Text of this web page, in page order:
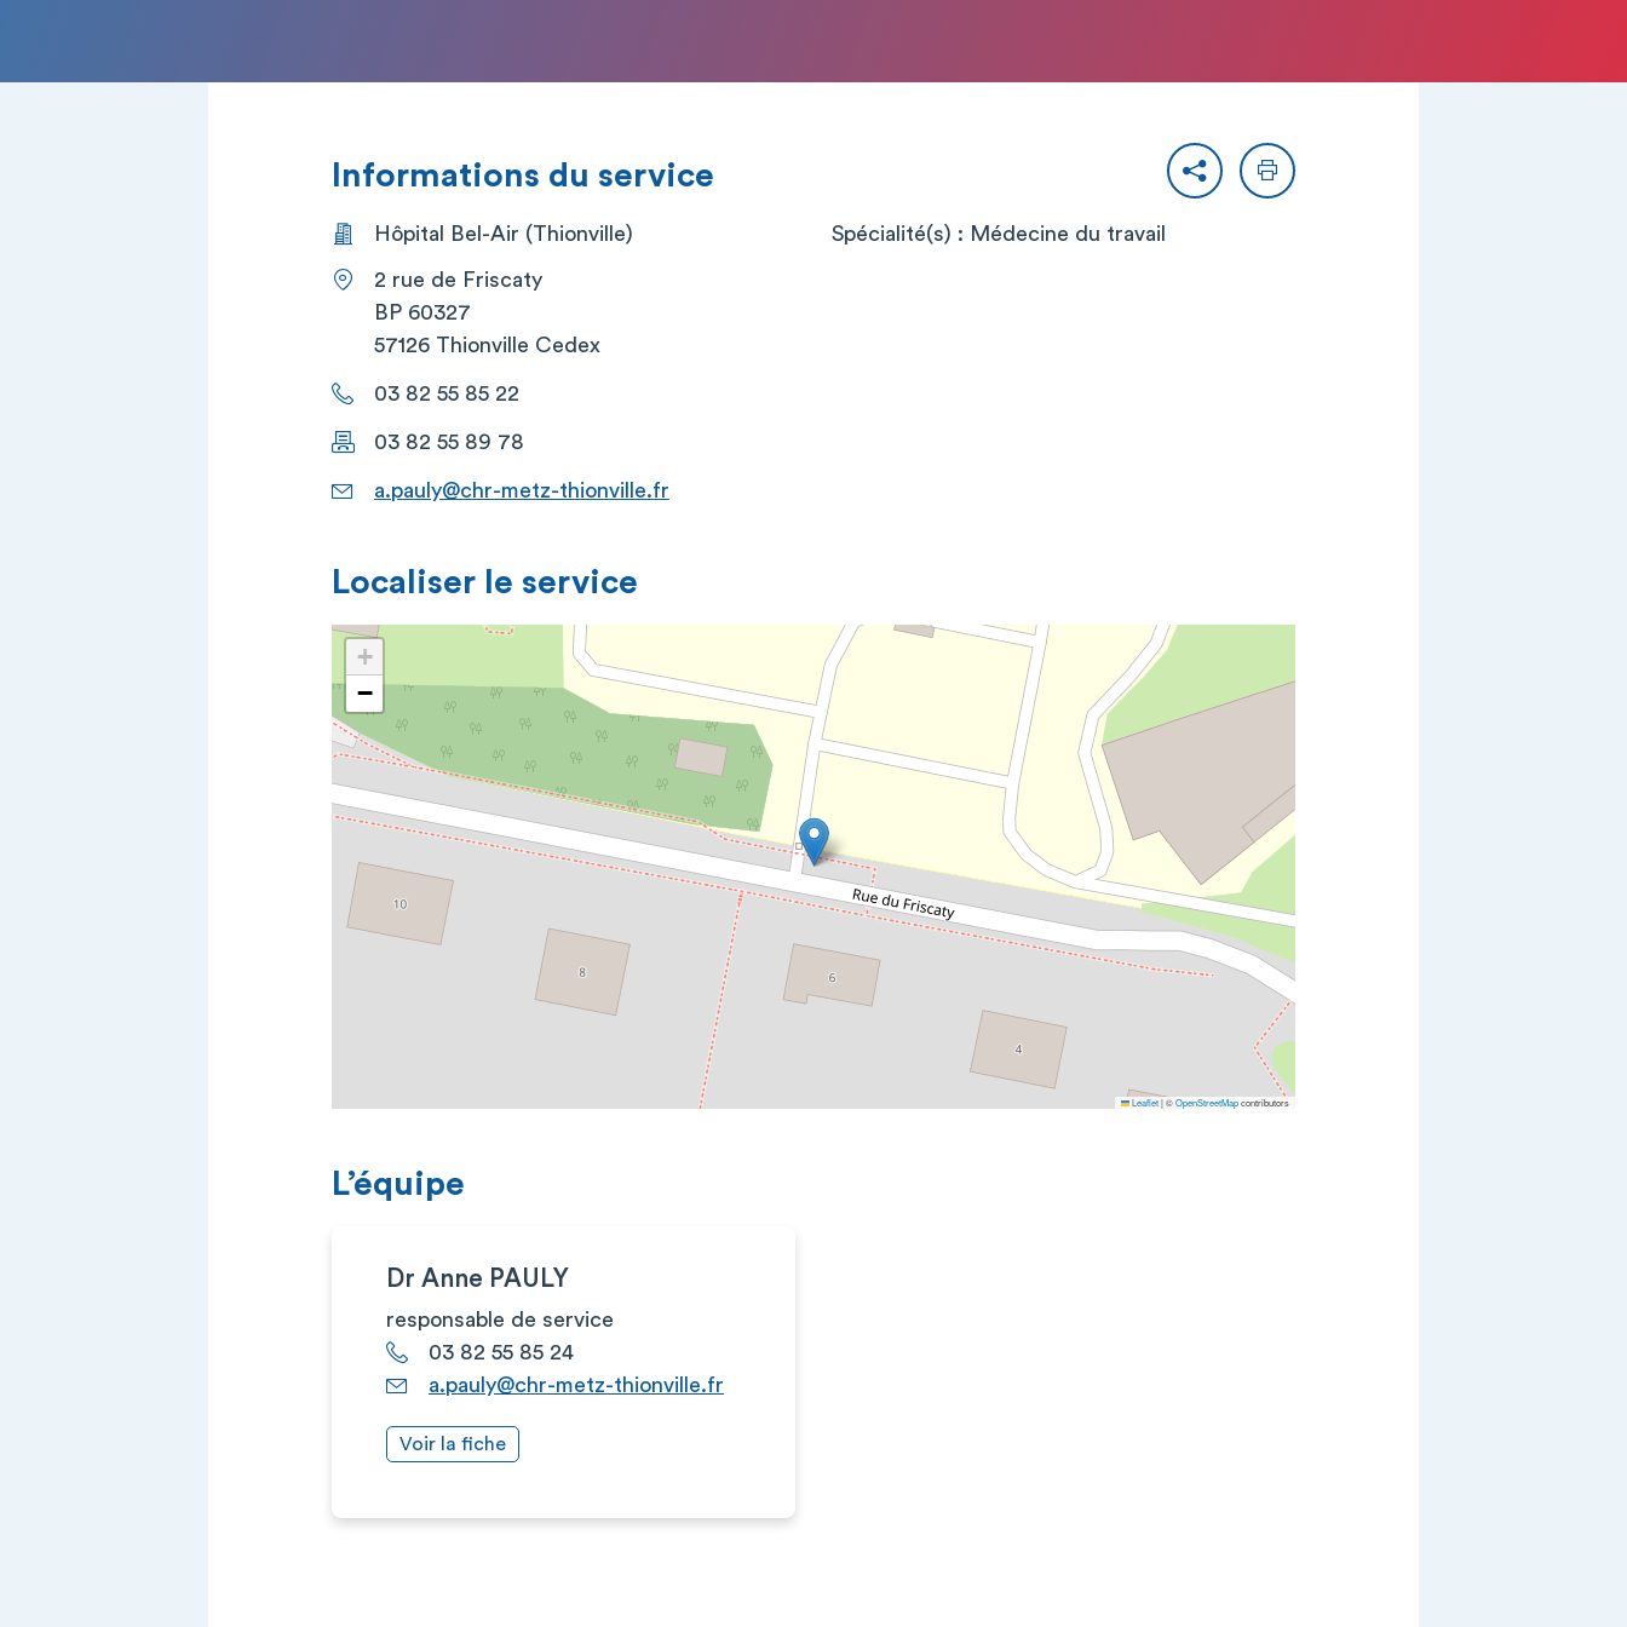
PartagerImprimer
Informations du service
Hôpital Bel-Air (Thionville)
2 rue de Friscaty
BP 60327
57126 Thionville Cedex
03 82 55 85 22
03 82 55 89 78
a.pauly@chr-metz-thionville.fr
Spécialité(s) : Médecine du travail
Localiser le service
+
−
Leaflet|©OpenStreetMapcontributors
L’équipe
Dr Anne PAULY
responsable de service
03 82 55 85 24
a.pauly@chr-metz-thionville.fr
Voir la fiche